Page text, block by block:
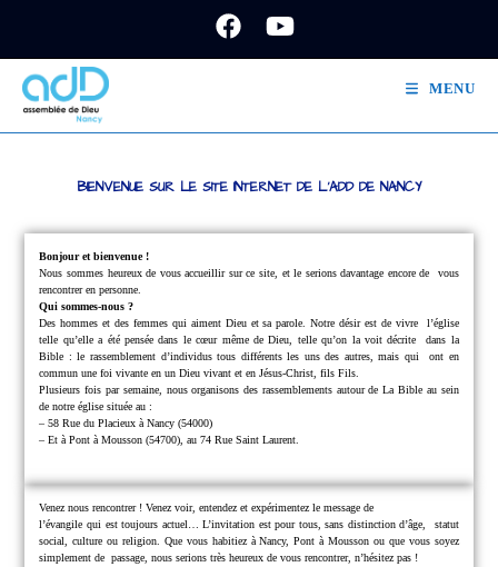
MENU
BIENVENUE SUR LE SITE INTERNET DE L'ADD DE NANCY
Bonjour et bienvenue !
Nous sommes heureux de vous accueillir sur ce site, et le serions davantage encore de vous
rencontrer en personne.
Qui sommes-nous ?
Des hommes et des femmes qui aiment Dieu et sa parole.Notre désir est de vivre l’église
telle qu’elle a été pensée dans le cœur même de Dieu, telle qu’on la voit décritedans la
Bible : le rassemblement d’individus tous différents les uns des autres, mais quiont en
commun une foi vivante en un Dieu vivant et en Jésus-Christ, fils Fils.
Plusieurs fois par semaine, nous organisons des rassemblements autour de La Bible au sein
de notre église située au :
– 58 Rue du Placieux à Nancy (54000)
– Et à Pont à Mousson (54700), au 74 Rue Saint Laurent.
Venez nous rencontrer !Venez voir, entendez et expérimentez le message de
l’évangile qui est toujours actuel… L’invitation est pour tous, sans distinction d’âge, statut
social, culture ou religion. Que vous habitiez à Nancy, Pont à Mousson ou que vous soyez
simplement depassage, nous serions très heureux de vous rencontrer, n’hésitez pas !